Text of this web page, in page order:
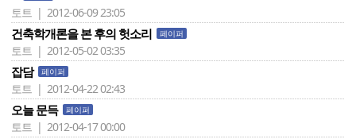
토트 | 2012-06-09 23:05
건축학개론을 본 후의 헛소리 페이퍼
토트 | 2012-05-02 03:35
잡담 페이퍼
토트 | 2012-04-22 02:43
오늘 문득 페이퍼
토트 | 2012-04-17 00:00